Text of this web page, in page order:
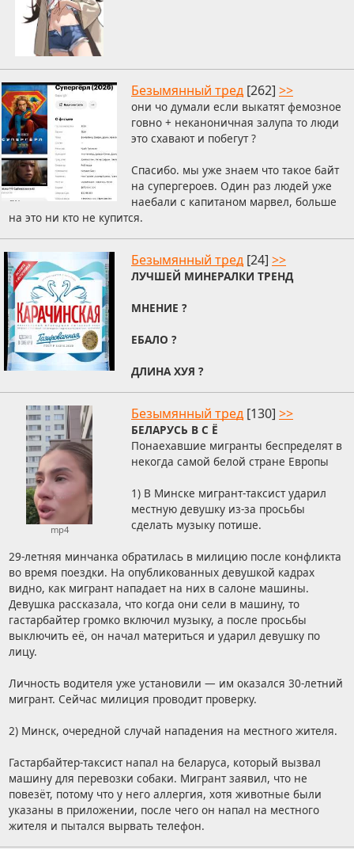
Безымянный тред [262] >>
они чо думали если выкатят фемозное
говно + неканоничная залупа то люди
это схавают и побегут ?
Спасибо. мы уже знаем что такое байт
на супергероев. Один раз людей уже
наебали с капитаном марвел, больше
на это ни кто не купится.
Безымянный тред [24] >>
ЛУЧШЕЙ МИНЕРАЛКИ ТРЕНД
МНЕНИЕ ?
ЕБАЛО ?
ДЛИНА ХУЯ ?
mp4
Безымянный тред [130] >>
БЕЛАРУСЬ В С Ё
Понаехавшие мигранты беспределят в
некогда самой белой стране Европы
1) В Минске мигрант-таксист ударил
местную девушку из-за просьбы
сделать музыку потише.
29-летняя минчанка обратилась в милицию после конфликта
во время поездки. На опубликованных девушкой кадрах
видно, как мигрант нападает на них в салоне машины.
Девушка рассказала, что когда они сели в машину, то
гастарбайтер громко включил музыку, а после просьбы
выключить её, он начал материться и ударил девушку по
лицу.
Личность водителя уже установили — им оказался 30-летний
мигрант. Сейчас милиция проводит проверку.
2) Минск, очередной случай нападения на местного жителя.
Гастарбайтер-таксист напал на беларуса, который вызвал
машину для перевозки собаки. Мигрант заявил, что не
повезёт, потому что у него аллергия, хотя животные были
указаны в приложении, после чего он напал на местного
жителя и пытался вырвать телефон.